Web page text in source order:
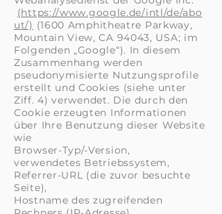
(https://www.google.de/intl/de/abo
ut/) (1600 Amphitheatre Parkway,
Mountain View, CA 94043, USA; im
Folgenden „Google“). In diesem
Zusammenhang werden
pseudonymisierte Nutzungsprofile
erstellt und Cookies (siehe unter
Ziff. 4) verwendet. Die durch den
Cookie erzeugten Informationen
über Ihre Benutzung dieser Website
wie
Browser-Typ/-Version,
verwendetes Betriebssystem,
Referrer-URL (die zuvor besuchte
Seite),
Hostname des zugreifenden